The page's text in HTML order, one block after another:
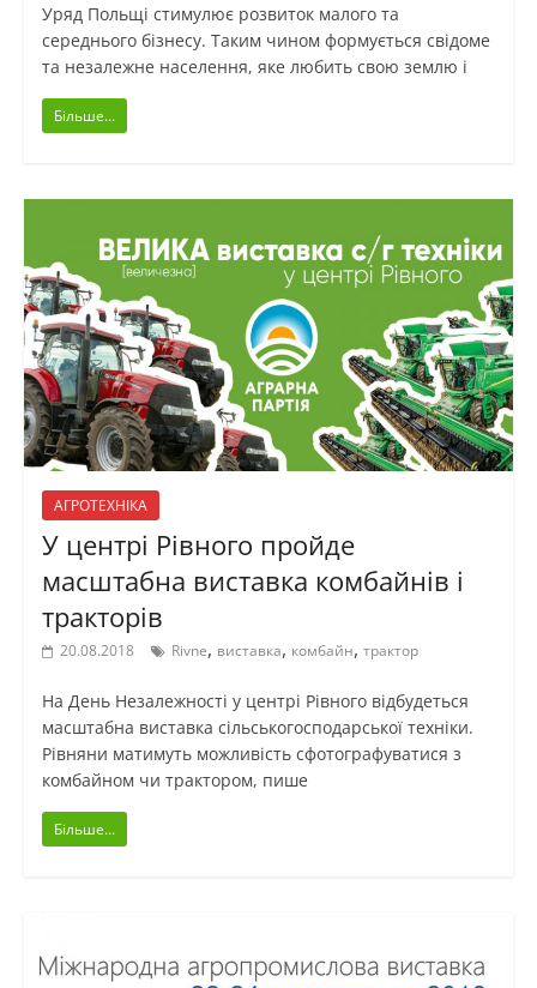
Уряд Польщі стимулює розвиток малого та
середнього бізнесу. Таким чином формується свідоме
та незалежне населення, яке любить свою землю і
Більше...
АГРОТЕХНІКА
У центрі Рівного пройде
масштабна виставка комбайнів і
тракторів
20.08.2018 Rivne, виставка, комбайн, трактор
На День Незалежності у центрі Рівного відбудеться
масштабна виставка сільськогосподарської техніки.
Рівняни матимуть можливість сфотографуватися з
комбайном чи трактором, пише
Більше...